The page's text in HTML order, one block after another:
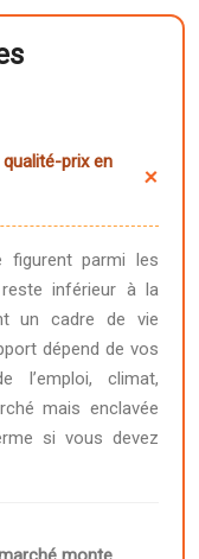
prix en
figurent parmi les
inférieur à la
un cadre de vie
dépend de vos
l’emploi, climat,
mais enclavée
si vous devez